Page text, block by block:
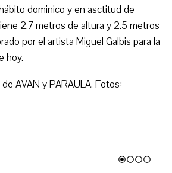
dominico y en asctitud de
2.7 metros de altura y 2.5 metros
por el artista Miguel Galbis para la
hoy.
AVAN y PARAULA. Fotos: